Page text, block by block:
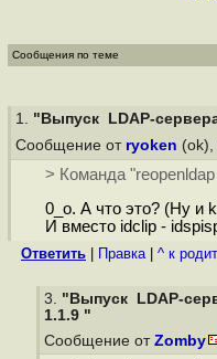
Сообщения по теме
1. "Выпуск LDAP-
Сообщение от ryoken (ok),
> Команда
0_o. А что это? (Ну и
И вместо idclip -
Ответить Правка| ^ к
3. "Выпуск LDAP-
1.1.9 "
Сообщение от Zomby